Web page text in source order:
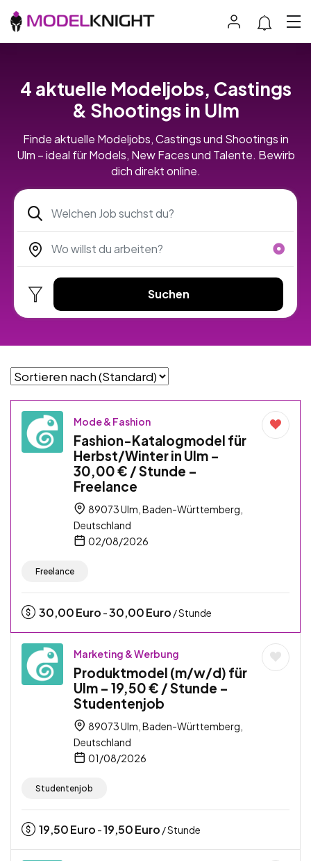
4 aktuelle Modeljobs, Castings
& Shootings in Ulm
Finde aktuelle Modeljobs, Castings und Shootings in
Ulm – ideal für Models, New Faces und Talente. Bewirb
dich direkt online.
Suchen
Mode & Fashion
Fashion-Katalogmodel für
Herbst/Winter in Ulm –
30,00 € / Stunde –
Freelance
89073 Ulm, Baden-Württemberg,
Deutschland
02/08/2026
Freelance
30,00Euro -30,00Euro / Stunde
Marketing & Werbung
Produktmodel (m/w/d) für
Ulm – 19,50 € / Stunde –
Studentenjob
89073 Ulm, Baden-Württemberg,
Deutschland
01/08/2026
Studentenjob
19,50Euro -19,50Euro / Stunde